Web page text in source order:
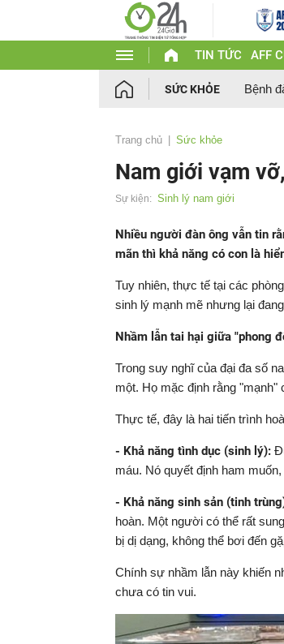
TIN TỨC AFF
SỨC KHỎE Bệnh
Trang chủ Sức khỏe
Nam giới vạm
Sự kiện: Sinh lý nam giới
Nhiều người đàn ông vẫn tin
mãn thì khả năng có con là
Tuy nhiên, thực tế tại các
sinh lý mạnh mẽ nhưng lại
Nhầm lẫn tai hại giữa "phong
Trong suy nghĩ của đại đa số
một. Họ mặc định rằng "mạnh"
Thực tế, đây là hai tiến trình
- Khả năng tình dục (sinh lý):
máu. Nó quyết định ham
- Khả năng sinh sản (tinh
hoàn. Một người có thể rất
bị dị dạng, không thể bơi đến
Chính sự nhầm lẫn này khiến
chưa có tin vui.